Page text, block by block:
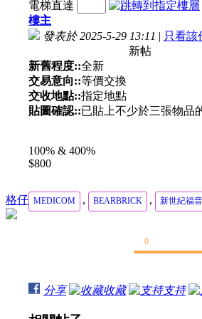
格仔
電梯直達
樓主
發表於 2025-5-29 13:11 | 只看該
新帖
新舊程度::全新
交易意向::等價交換
交收地點::指定地點
貼圖確認::已貼上不少於三張物品
100% & 400%
$800
MEDICOM , BEARBRICK , 新世紀福
0
分享 收藏 支持